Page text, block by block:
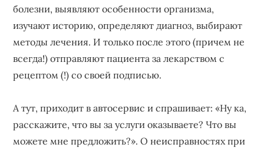
болезни, выявляют особенности организма,
изучают историю, определяют диагноз, выбирают
методы лечения. И только после этого (причем не
всегда!) отправляют пациента за лекарством с
рецептом (!) со своей подписью.
А тут, приходит в автосервис и спрашивает: «Ну ка,
расскажите, что вы за услуги оказываете? Что вы
можете мне предложить?». О неисправностях при